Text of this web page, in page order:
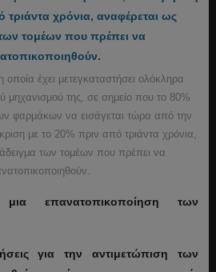
έχει μετεγκαταστήσει ολόκληρα
μηχανισμού της, σε σημείο που το 80%
φαρμάκων να εισάγεται τώρα από την
με το 20% πριν από τριάντα χρόνια,
των τομέων που πρέπει να
επανατοπικοποίηση των
για την αντιμετώπιση των